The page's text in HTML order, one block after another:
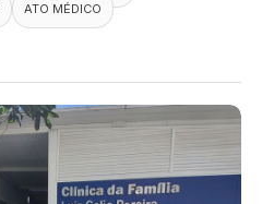
ATO MÉDICO